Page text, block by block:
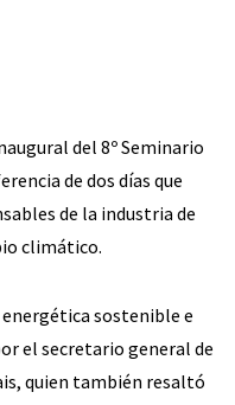
del 8º Seminario
de dos días que
de la industria de
climático.
sostenible e
el secretario general de
quien también resaltó